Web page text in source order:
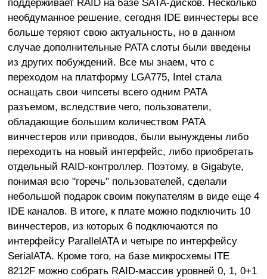
поддерживает RAID на базе SATA-дисков. Несколько
необдуманное решение, сегодня IDE винчестеры все
больше теряют свою актуальность, но в данном
случае дополнительные PATA слоты были введены
из других побуждений. Все мы знаем, что с
переходом на платформу LGA775, Intel стала
оснащать свои чипсеты всего одним PATA
разъемом, вследствие чего, пользователи,
обладающие большим количеством PATA
винчестеров или приводов, были вынуждены либо
переходить на новый интерфейс, либо приобретать
отдельный RAID-контроллер. Поэтому, в Gigabyte,
понимая всю "горечь" пользователей, сделали
небольшой подарок своим покупателям в виде еще 4
IDE каналов. В итоге, к плате можно подключить 10
винчестеров, из которых 6 подключаются по
интерфейсу ParallelATA и четыре по интерфейсу
SerialATA. Кроме того, на базе микросхемы ITE
8212F можно собрать RAID-массив уровней 0, 1, 0+1